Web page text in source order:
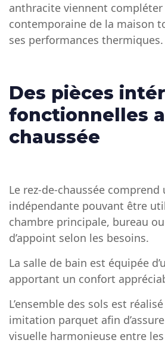
anthracite viennent compléter
contemporaine de la maison
ses performances thermiques.
Des pièces
fonctionnelles
chaussée
Le rez-de-chaussée
indépendante pouvant être
chambre principale, bureau
d’appoint selon les besoins.
La salle de bain est équipée
apportant un confort
L’ensemble des sols est
imitation parquet afin
visuelle harmonieuse entre